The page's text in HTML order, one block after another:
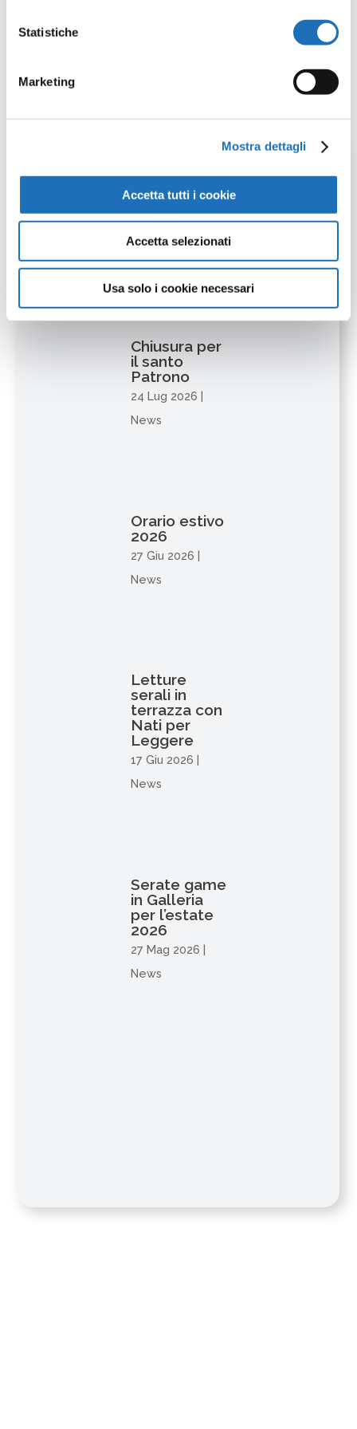
Statistiche
Marketing
Mostra dettagli
Accetta tutti i cookie
Accetta selezionati
Usa solo i cookie necessari
arrivo è libero. In caso di maltempo le letture
Leggi
anche:
Chiusura per
il santo
Patrono
24 Lug 2026 |
News
Orario estivo
2026
27 Giu 2026 |
News
Letture
serali in
terrazza con
Nati per
Leggere
17 Giu 2026 |
News
Serate game
in Galleria
per l’estate
2026
27 Mag 2026 |
News